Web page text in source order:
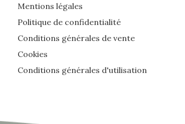
Mentions légales
Politique de confidentialité
Conditions générales de vente
Cookies
Conditions générales d'utilisation